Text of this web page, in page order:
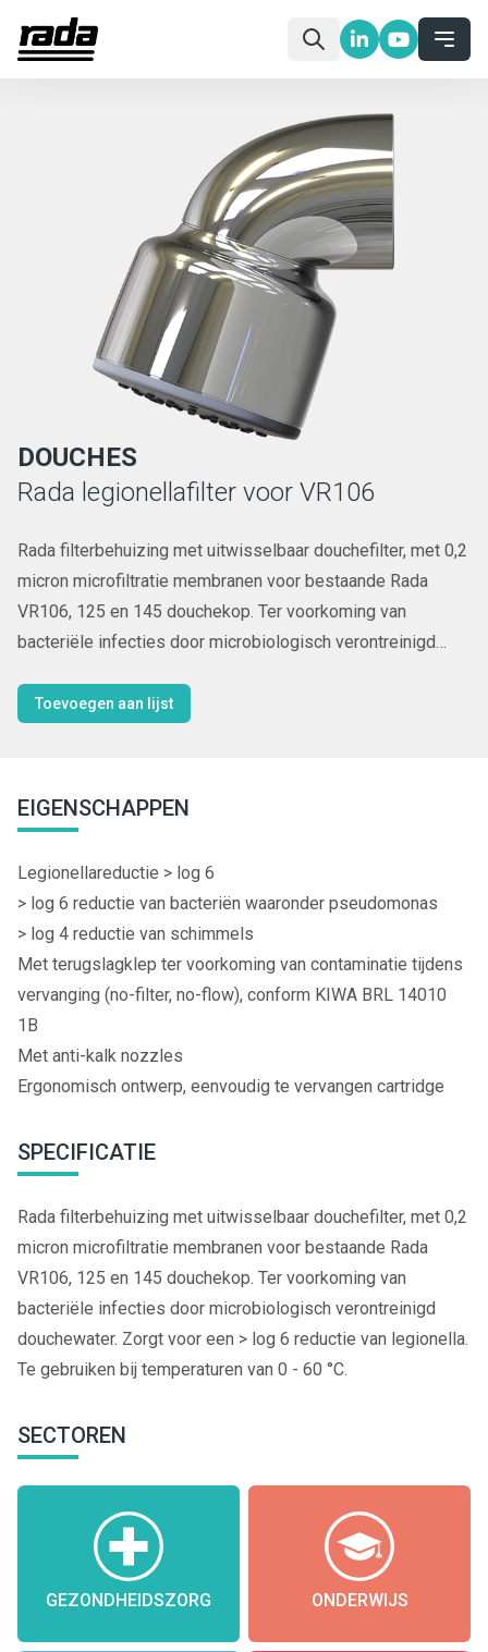
DOUCHES
Rada legionellafilter voor VR106
Rada filterbehuizing met uitwisselbaar douchefilter, met 0,2
micron microfiltratie membranen voor bestaande Rada
VR106, 125 en 145 douchekop. Ter voorkoming van
bacteriële infecties door microbiologisch verontreinigd
Toevoegen aan lijst
EIGENSCHAPPEN
Legionellareductie > log 6
> log 6 reductie van bacteriën waaronder pseudomonas
> log 4 reductie van schimmels
Met terugslagklep ter voorkoming van contaminatie tijdens
vervanging (no-filter, no-flow), conform KIWA BRL 14010
1B
Met anti-kalk nozzles
Ergonomisch ontwerp, eenvoudig te vervangen cartridge
SPECIFICATIE
Rada filterbehuizing met uitwisselbaar douchefilter, met 0,2
micron microfiltratie membranen voor bestaande Rada
VR106, 125 en 145 douchekop. Ter voorkoming van
bacteriële infecties door microbiologisch verontreinigd
douchewater. Zorgt voor een > log 6 reductie van legionella.
Te gebruiken bij temperaturen van 0 - 60 °C.
SECTOREN
GEZONDHEIDSZORG ONDERWIJS